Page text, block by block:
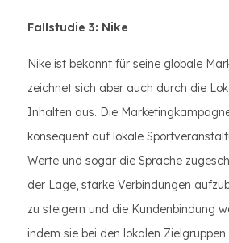
Fallstudie 3: Nike
Nike ist bekannt für seine globale
zeichnet sich aber auch durch die
Inhalten aus. Die
konsequent auf lokale
Werte und sogar die Sprache
der Lage, starke Verbindungen
zu steigern und die Kundenbindung
indem sie bei den lokalen